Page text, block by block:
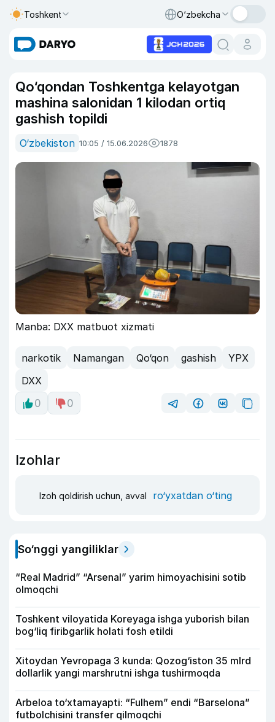
Toshkent O‘zbekcha
Qo‘qondan Toshkentga kelayotgan
mashina salonidan 1 kilodan ortiq
gashish topildi
O‘zbekiston 10:05 / 15.06.2026 1878
Manba: DXX matbuot xizmati
narkotik Namangan Qo‘qon gashish
YPX
DXX
0
0
Izohlar
Izoh qoldirish uchun, avval ro‘yxatdan o‘ting
So‘nggi yangiliklar
“Real Madrid” “Arsenal” yarim himoyachisini sotib
olmoqchi
Toshkent viloyatida Koreyaga ishga yuborish bilan
bog‘liq firibgarlik holati fosh etildi
Xitoydan Yevropaga 3 kunda: Qozog‘iston 35 mlrd
dollarlik yangi marshrutni ishga tushirmoqda
Arbeloa to‘xtamayapti: “Fulhem” endi “Barselona”
futbolchisini transfer qilmoqchi